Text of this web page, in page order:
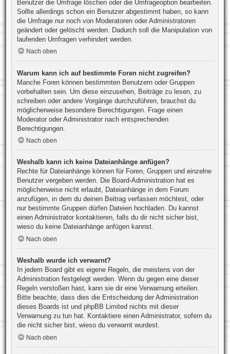
Benutzer die Umfrage löschen oder die Umfrageoption bearbeiten.
Sollte allerdings schon ein Benutzer abgestimmt haben, so kann
die Umfrage nur noch von Moderatoren oder Administratoren
geändert oder gelöscht werden. Dadurch soll die Manipulation von
laufenden Umfragen verhindert werden.
Nach oben
Warum kann ich auf bestimmte Foren nicht zugreifen?
Manche Foren können bestimmten Benutzern oder Gruppen
vorbehalten sein. Um diese einzusehen, Beiträge zu lesen, zu
schreiben oder andere Vorgänge durchzuführen, brauchst du
möglicherweise besondere Berechtigungen. Frage einen
Moderator oder Administrator nach entsprechenden
Berechtigungen.
Nach oben
Weshalb kann ich keine Dateianhänge anfügen?
Rechte für Dateianhänge können für Foren, Gruppen und einzelne
Benutzer vergeben werden. Die Board-Administration hat es
möglicherweise nicht erlaubt, Dateianhänge in dem Forum
anzufügen, in dem du deinen Beitrag verfassen möchtest, oder
nur bestimmte Gruppen dürfen Dateien hochladen. Du kannst
einen Administrator kontaktieren, falls du dir nicht sicher bist,
wieso du keine Dateianhänge anfügen kannst.
Nach oben
Weshalb wurde ich verwarnt?
In jedem Board gibt es eigene Regeln, die meistens von der
Administration festgelegt werden. Wenn du gegen eine dieser
Regeln verstoßen hast, kann sie dir eine Verwarnung erteilen.
Bitte beachte, dass dies die Entscheidung der Administration
dieses Boards ist und phpBB Limited nichts mit dieser
Verwarnung zu tun hat. Kontaktiere einen Administrator, sofern du
die nicht sicher bist, wieso du verwarnt wurdest.
Nach oben